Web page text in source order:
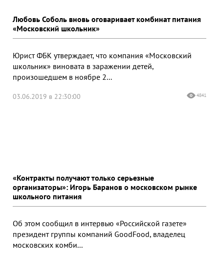
Любовь Соболь вновь оговаривает комбинат питания
«Московский школьник»
Юрист ФБК утверждает, что компания «Московский
школьник» виновата в заражении детей,
произошедшем в ноябре 2...
03.06.2019 в 22:30:00 4841
«Контракты получают только серьезные
организаторы»: Игорь Баранов о московском рынке
школьного питания
Об этом сообщил в интервью «Российской газете»
президент группы компаний GoodFood, владелец
московских комби...